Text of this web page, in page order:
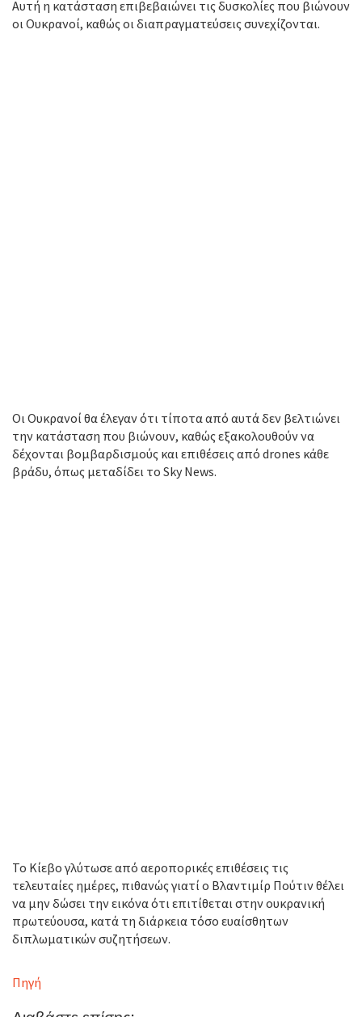
Αυτή η κατάσταση επιβεβαιώνει τις δυσκολίες που βιώνουν
οι Ουκρανοί, καθώς οι διαπραγματεύσεις συνεχίζονται.
Οι Ουκρανοί θα έλεγαν ότι τίποτα από αυτά δεν βελτιώνει
την κατάσταση που βιώνουν, καθώς εξακολουθούν να
δέχονται βομβαρδισμούς και επιθέσεις από drones κάθε
βράδυ, όπως μεταδίδει το Sky News.
Το Κίεβο γλύτωσε από αεροπορικές επιθέσεις τις
τελευταίες ημέρες, πιθανώς γιατί ο Βλαντιμίρ Πούτιν θέλει
να μην δώσει την εικόνα ότι επιτίθεται στην ουκρανική
πρωτεύουσα, κατά τη διάρκεια τόσο ευαίσθητων
διπλωματικών συζητήσεων.
Πηγή